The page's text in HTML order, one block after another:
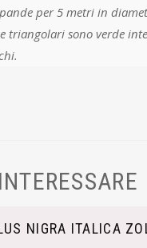
per 5 metri in
triangolari sono verde
NIGRA ITALICA